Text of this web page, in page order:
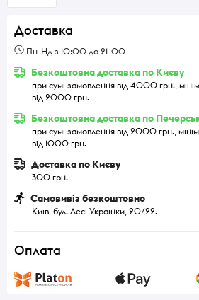
Доставка
Пн-Нд з 10:00 до 21-00
Безкоштовна доставка по Києву
при сумі замовлення від 4000 грн.,
від 2000 грн.
Безкоштовна доставка по
при сумі замовлення від 2000 грн.,
від 1000 грн.
Доставка по Києву
300 грн.
Самовивіз безкоштовно
Київ, бул. Лесі Українки, 20/22.
Оплата